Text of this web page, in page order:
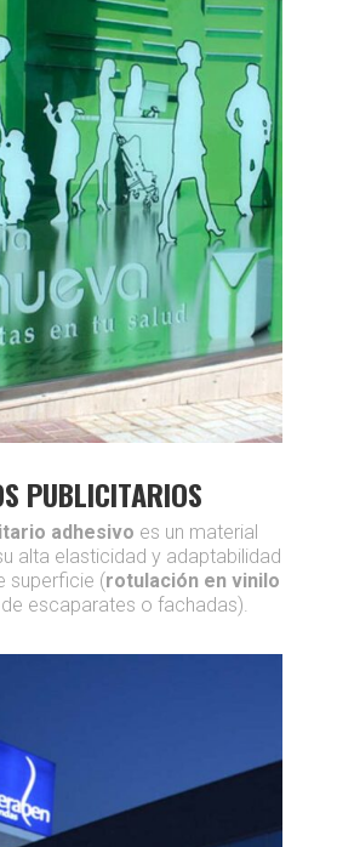
PUBLICITARIOS
adhesivo es un material
alta elasticidad y adaptabilidad
superficie (rotulación en vinilo
escaparates o fachadas).